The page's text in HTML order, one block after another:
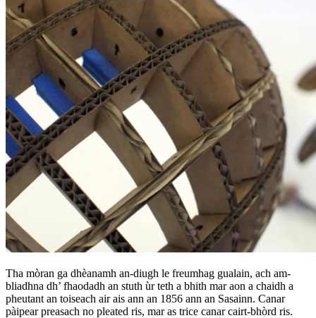
Tha mòran ga dhèanamh an-diugh le freumhag gualain, ach am-
bliadhna dh’ fhaodadh an stuth ùr teth a bhith mar aon a chaidh a
pheutant an toiseach air ais ann an 1856 ann an Sasainn. Canar
pàipear preasach no pleated ris, mar as trice canar cairt-bhòrd ris.